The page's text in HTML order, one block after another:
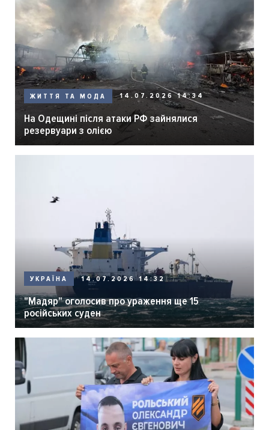
ЖИТТЯ ТА МОДА 14.07.2026 14:34
На Одещині після атаки РФ зайнялися
резервуари з олією
УКРАЇНА 14.07.2026 14:32
"Мадяр" оголосив про ураження ще 15
російських суден